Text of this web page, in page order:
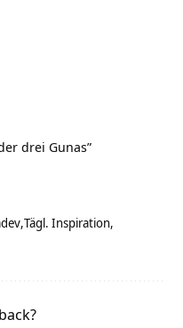
drei Gunas”
Tägl. Inspiration